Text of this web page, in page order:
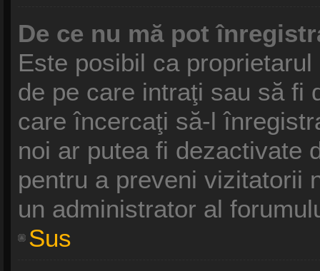
De ce nu mă pot
Este posibil ca
de pe care intraţi sau să fi
care încercaţi să-l
noi ar putea fi dezactivate
pentru a preveni vizitatorii
un administrator al
Sus